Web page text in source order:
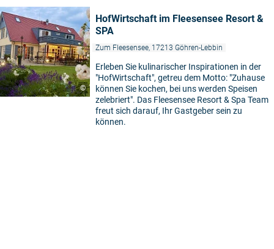
©
HofWirtschaft im Fleesensee Resort &
SPA
Zum Fleesensee, 17213 Göhren-Lebbin
Erleben Sie kulinarischer Inspirationen in der
"HofWirtschaft", getreu dem Motto: "Zuhause
können Sie kochen, bei uns werden Speisen
zelebriert". Das Fleesensee Resort & Spa Team
freut sich darauf, Ihr Gastgeber sein zu
können.